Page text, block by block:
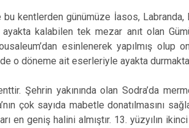
bu kentlerden günümüze İasos,
kalabilen tek mezar anıt olan
esinlenerek yapılmış olup
o döneme ait eserleriyle ayakta
Şehrin yakınında olan Sodra’da
çok sayıda mabetle donatılmasını
en geniş halini almıştır. 13. yüzyılın